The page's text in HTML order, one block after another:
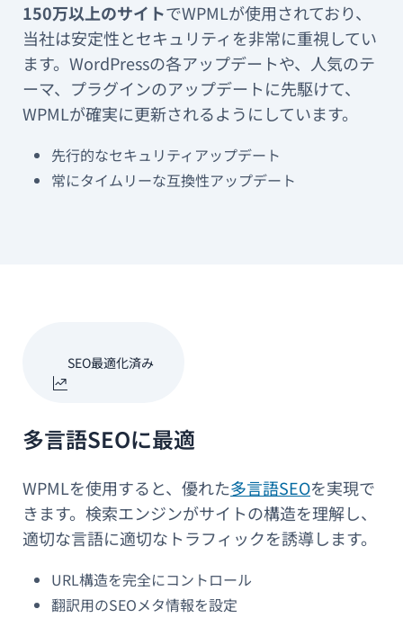
150万以上のサイトでWPMLが使用されており、
当社は安定性とセキュリティを非常に重視してい
ます。WordPressの各アップデートや、人気のテ
ーマ、プラグインのアップデートに先駆けて、
WPMLが確実に更新されるようにしています。
先行的なセキュリティアップデート
常にタイムリーな互換性アップデート
SEO最適化済み
多言語SEOに最適
WPMLを使用すると、優れた多言語SEOを実現で
きます。検索エンジンがサイトの構造を理解し、
適切な言語に適切なトラフィックを誘導します。
URL構造を完全にコントロール
翻訳用のSEOメタ情報を設定